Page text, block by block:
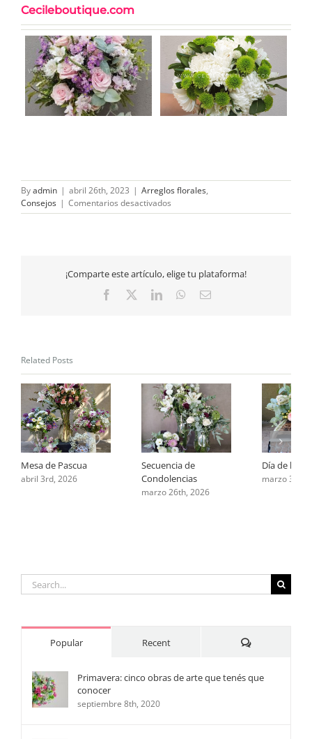
Cecileboutique.com
Byadmin | abril 26th, 2023 | Arreglos florales,
Consejos | Comentarios desactivados
Primavera
floral
para
expresar
¡Comparte este artículo, elige tu plataforma!
Facebook LinkedInWhatsApp
Email
Related Posts
Mesa de Pascua
abril 3rd, 2026
Secuencia de
Condolencias
marzo 26th, 2026
Día de la
marzo 3rd,
Search
for:
Popular Recent Comments
Primavera: cinco obras de arte que tenés que
conocer
septiembre 8th, 2020